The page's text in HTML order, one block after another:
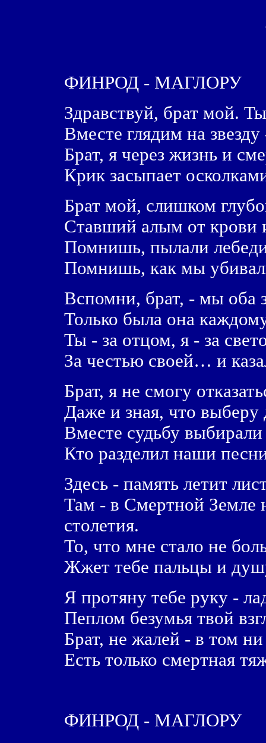
ФИНРОД - МАГЛОРУ
Здравствуй, брат мой.
Вместе глядим на
Брат, я через жизнь и
Крик засыпает
Брат мой, слишком
Ставший алым от крови
Помнишь, пылали
Помнишь, как мы
Вспомни, брат, - мы оба
Только была она
Ты - за отцом, я - за
За честью своей… и
Брат, я не смогу
Даже и зная, что выберу
Вместе судьбу
Кто разделил наши
Здесь - память летит
Там - в Смертной Земле
столетия.
То, что мне стало не
Жжет тебе пальцы и
Я протяну тебе руку -
Пеплом безумья твой
Брат, не жалей - в том
Есть только смертная
ФИНРОД - МАГЛОРУ